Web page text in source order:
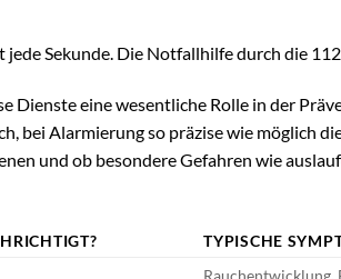
Sekunde. Die Notfallhilfe durch die
Dienste eine wesentliche Rolle in der
bei Alarmierung so präzise wie möglich
und ob besondere Gefahren wie
TYPISCHE
Rauchentwicklung,